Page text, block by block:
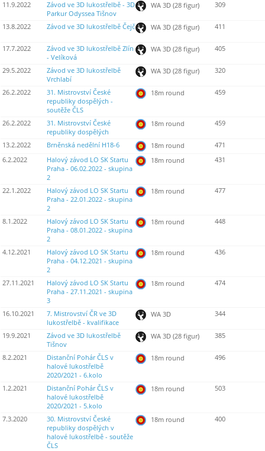
11.9.2022
Závod ve 3D lukostřelbě - 3D
Parkur Odyssea Tišnov
WA 3D (28 figur) 309
13.8.2022 Závod ve 3D lukostřelbě Čejč WA 3D (28 figur) 411
17.7.2022
Závod ve 3D lukostřelbě Zlín
- Velíková
WA 3D (28 figur) 405
29.5.2022
Závod ve 3D lukostřelbě
Vrchlabí
WA 3D (28 figur) 320
26.2.2022
31. Mistrovství České
republiky dospělých -
soutěže ČLS
18m round 459
26.2.2022
31. Mistrovství České
republiky dospělých
18m round 459
13.2.2022 Brněnská nedělní H18-6 18m round
471
6.2.2022
Halový závod LO SK Startu
Praha - 06.02.2022 - skupina
2
18m round 431
22.1.2022
Halový závod LO SK Startu
Praha - 22.01.2022 - skupina
2
18m round 477
8.1.2022
Halový závod LO SK Startu
Praha - 08.01.2022 - skupina
2
18m round 448
4.12.2021
Halový závod LO SK Startu
Praha - 04.12.2021 - skupina
2
18m round 436
27.11.2021
Halový závod LO SK Startu
Praha - 27.11.2021 - skupina
3
18m round 474
16.10.2021
7. Mistrovství ČR ve 3D
lukostřelbě - kvalifikace
WA 3D 344
19.9.2021
Závod ve 3D lukostřelbě
Tišnov
WA 3D (28 figur) 385
8.2.2021
Distanční Pohár ČLS v
halové lukostřelbě
2020/2021 - 6.kolo
18m round 496
1.2.2021
Distanční Pohár ČLS v
halové lukostřelbě
2020/2021 - 5.kolo
18m round 503
7.3.2020
30. Mistrovství České
republiky dospělých v
halové lukostřelbě - soutěže
ČLS
18m round 400